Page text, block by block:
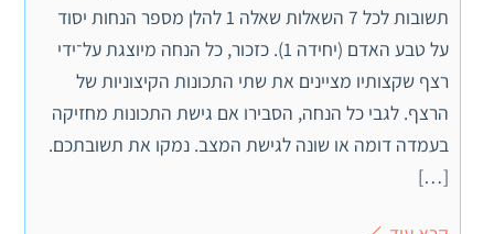
תשובות לכל 7 השאלות שאלה 1 להלן מספר הנחות יסוד
על טבע האדם (יחידה 1). כזכור, כל הנחה מיוצגת על־ידי
רצף שקצותיו מציינים את שתי התכונות הקיצוניות של
הרצף. לגבי כל הנחה, הסבירו אם גישת התכונות מחזיקה
בעמדה דומה או שונה לגישת המצב. נמקו את תשובתכם.
[…]